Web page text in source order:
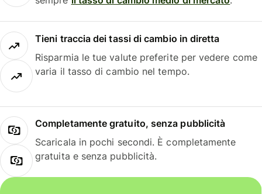
Tieni traccia dei tassi di cambio in diretta
Risparmia le tue valute preferite per vedere come
varia il tasso di cambio nel tempo.
Completamente gratuito, senza pubblicità
Scaricala in pochi secondi. È completamente
gratuita e senza pubblicità.